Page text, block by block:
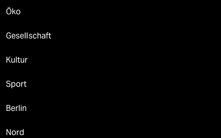
Öko
Gesellschaft
Kultur
Sport
Berlin
Nord